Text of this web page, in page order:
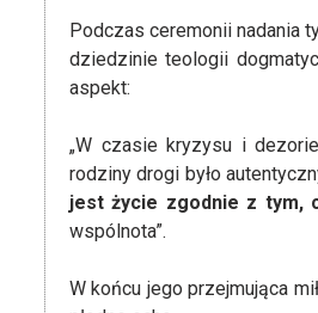
Podczas ceremonii nadania
dziedzinie teologii
aspekt:
„W czasie kryzysu i
rodziny drogi było
jest życie zgodnie z tym,
wspólnota”.
W końcu jego przejmująca